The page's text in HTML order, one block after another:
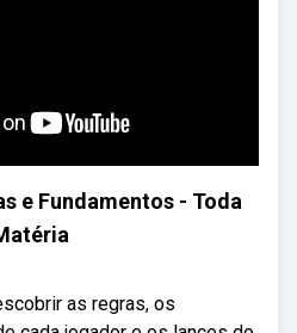
e Fundamentos - Toda
as regras, os